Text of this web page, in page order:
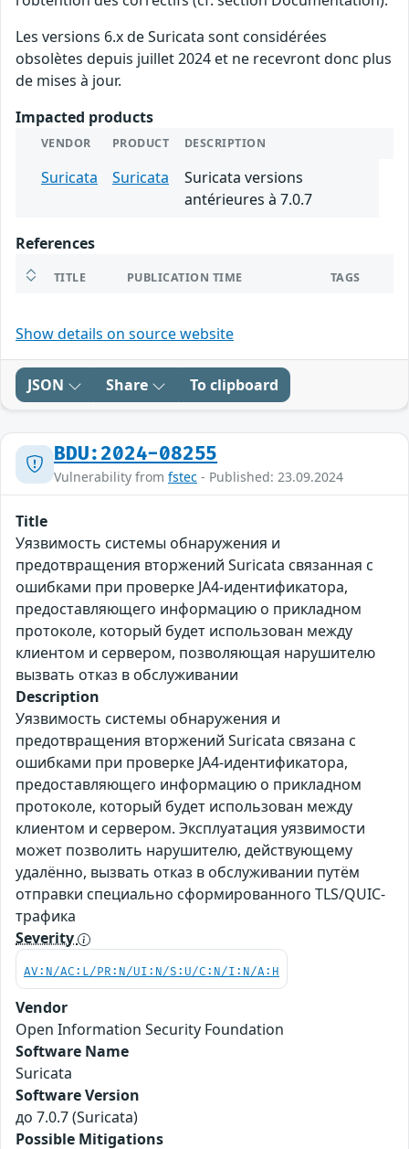
Les versions 6.x de Suricata sont considérées
obsolètes depuis juillet 2024 et ne recevront donc plus
de mises à jour.
Impacted products
VENDOR PRODUCT DESCRIPTION
Suricata Suricata
Suricata versions
antérieures à 7.0.7
References
TITLE PUBLICATION TIME TAGS
Show details on source website
JSON Share To clipboard
BDU:2024-08255
Vulnerability from fstec - Published: 23.09.2024
Title
Уязвимость системы обнаружения и
предотвращения вторжений Suricata связанная с
ошибками при проверке JA4-идентификатора,
предоставляющего информацию о прикладном
протоколе, который будет использован между
клиентом и сервером, позволяющая нарушителю
вызвать отказ в обслуживании
Description
Уязвимость системы обнаружения и
предотвращения вторжений Suricata связана с
ошибками при проверке JA4-идентификатора,
предоставляющего информацию о прикладном
протоколе, который будет использован между
клиентом и сервером. Эксплуатация уязвимости
может позволить нарушителю, действующему
удалённо, вызвать отказ в обслуживании путём
отправки специально сформированного TLS/QUIC-
трафика
Severity
AV:N/AC:L/PR:N/UI:N/S:U/C:N/I:N/A:H
Vendor
Open Information Security Foundation
Software Name
Suricata
Software Version
до 7.0.7 (Suricata)
Possible Mitigations